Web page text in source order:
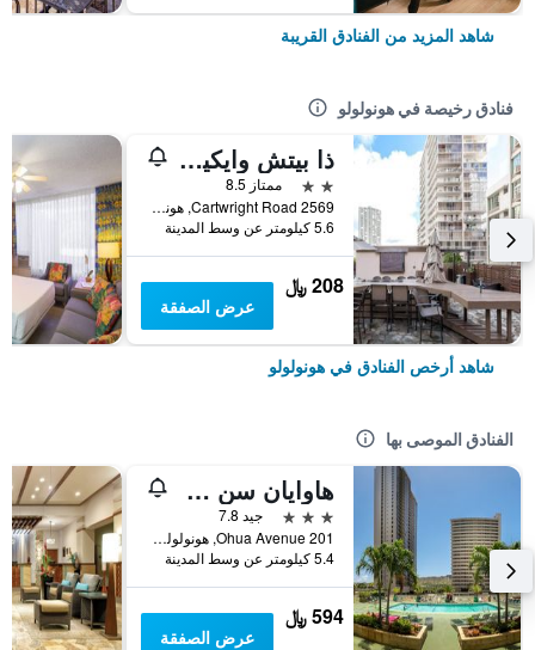
شاهد المزيد من الفنادق القريبة
فنادق رخيصة في هونولولو
ذا بيتش وايكيكي بوتيك هوستل
2 نجمتين
ممتاز 8.5
2569 Cartwright Road, هونولولو, أواهو, HI, الولايات المتحدة الأميريكية
5.6 كيلومتر عن وسط المدينة
208 ﷼
عرض الصفقة
شاهد أرخص الفنادق في هونولولو
الفنادق الموصى بها
هاوايان سن هوليدايز
3 نجوم
جيد 7.8
201 Ohua Avenue, هونولولو, أواهو, HI, الولايات المتحدة الأميريكية
5.4 كيلومتر عن وسط المدينة
594 ﷼
عرض الصفقة